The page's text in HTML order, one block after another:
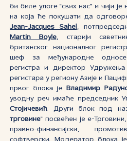
би биле улоге "свих нас" и чији
на која ће покушати да
Jean-Jacques Sahel
,
Martin Boyle, старији
британског националног
шеф за међународне односе
регистра и директор Удружења
регистара у региону Азије и
првог блока је
Владимир
уводну реч имаће председник
Стојичевић. Други блок под
трговине" посвећен је е-
правно-финансијски,
софтверски. Модератор блока